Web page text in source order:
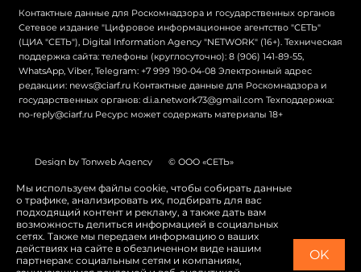
Контактные данные для Роскомнадзора и государственных органов
Сетевое издание "Цифровое информационное агентство "СЕТЬ"
(ЦИА "СЕТЬ"), Digital Information Agency "NETWORK" (16+). Техническая
поддержка сайта: телефоны (круглосуточно): 8 (906) 141-89-55,
WhatsApp, Viber, Telegram: +7 999 190-04-08 Электронный адрес
редакции: news@ciarf.ru Контактные данные для Роскомнадзора и
государственных органов: d.i.a.network73@gmail.com Техподдержка:
no-reply@ciarf.ru Ресурс может содержать материалы 18+
Design by Tonweb Agency © ООО «СЕТЬ»
Политика конфиденциальности Карта сайта
Switch to English
Мы используем файлы cookie, чтобы собирать данные
о трафике, анализировать их, подбирать для вас
подходящий контент и рекламу, а также дать вам
возможность делиться информацией в социальных
сетях. Также мы передаем информацию о ваших
действиях на сайте в обезличенном виде нашим
партнерам: социальным сетям и компаниям,
OK